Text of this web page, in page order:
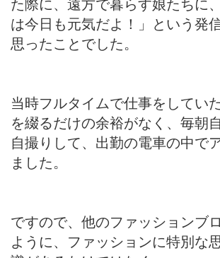
は今日も元気だよ！」という発
思ったことでした。
当時フルタイムで仕事をしてい
を綴るだけの余裕がなく、毎朝
自撮りして、出勤の電車の中で
ました。
ですので、他のファッションブ
ように、ファッションに特別な